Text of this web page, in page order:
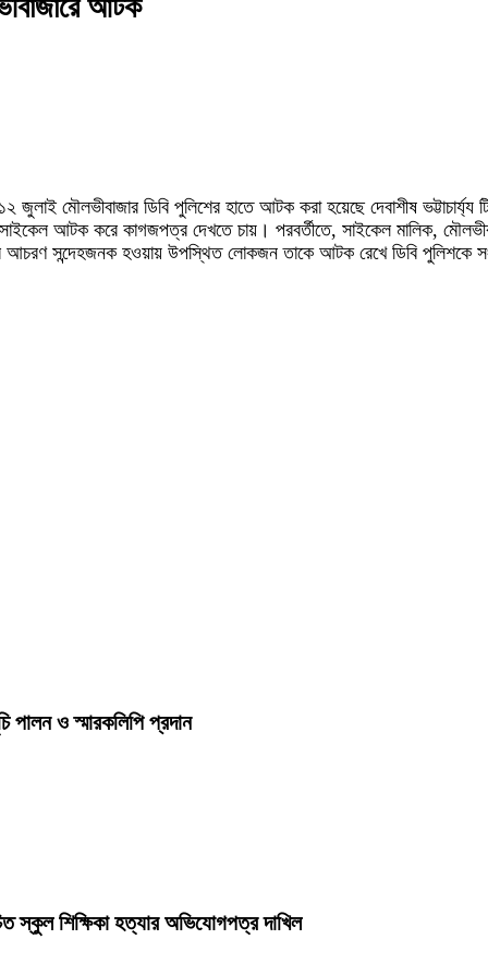
আটক
মৌলভীবাজার ডিবি পুলিশের হাতে আটক করা হয়েছে দেবাশীষ ভট্টাচার্য্য
সাইকেল আটক করে কাগজপত্র দেখতে চায়। পরবর্তীতে, সাইকেল মালিক,
আচরণ সন্দেহজনক হওয়ায় উপস্থিত লোকজন তাকে আটক রেখে ডিবি পুলিশকে
পালন ও স্মারকলিপি প্রদান
স্কুল শিক্ষিকা হত্যার অভিযোগপত্র দাখিল